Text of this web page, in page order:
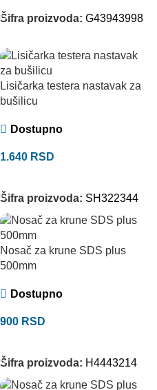
Šifra proizvoda: G43943998
Lisičarka testera nastavak za
bušilicu
Dostupno
1.640 RSD
Šifra proizvoda: SH322344
Nosač za krune SDS plus
500mm
Dostupno
900 RSD
Šifra proizvoda: H4443214